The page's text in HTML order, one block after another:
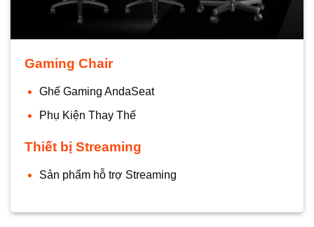
Gaming Chair
Ghế Gaming AndaSeat
Phụ Kiện Thay Thế
Thiết bị Streaming
Sản phẩm hỗ trợ Streaming